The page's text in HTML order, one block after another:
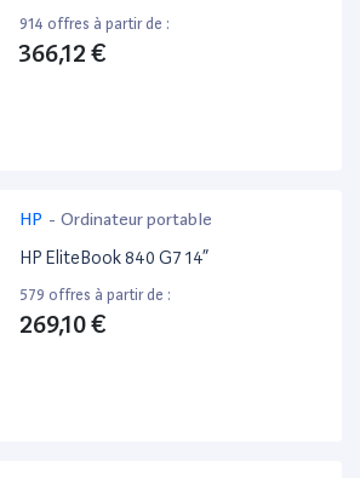
914 offres à partir de :
366,12 €
HP - Ordinateur portable
HP EliteBook 840 G7 14”
579 offres à partir de :
269,10 €